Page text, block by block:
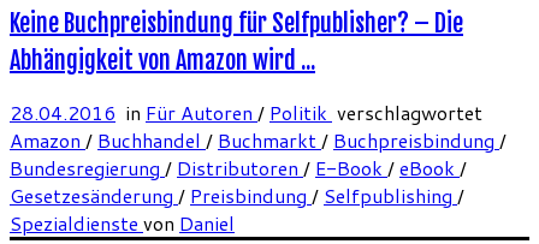
Keine Buchpreisbindung für Selfpublisher? – Die
Abhängigkeit von Amazon wird ...
28.04.2016 in Für Autoren / Politik verschlagwortet
Amazon / Buchhandel / Buchmarkt/ Buchpreisbindung /
Bundesregierung / Distributoren / E-Book /eBook /
Gesetzesänderung / Preisbindung / Selfpublishing /
Spezialdienste von Daniel